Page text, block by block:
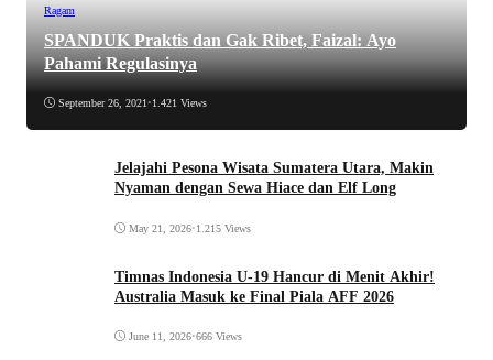
Ragam
SPANDUK Praktis dan Gak Ribet, Faizal: Ayo
Pahami Regulasinya
September 26, 2021 •1.421 Views
Jelajahi Pesona Wisata Sumatera Utara, Makin
Nyaman dengan Sewa Hiace dan Elf Long
May 21, 2026•1.215 Views
Timnas Indonesia U-19 Hancur di Menit Akhir!
Australia Masuk ke Final Piala AFF 2026
June 11, 2026•666 Views